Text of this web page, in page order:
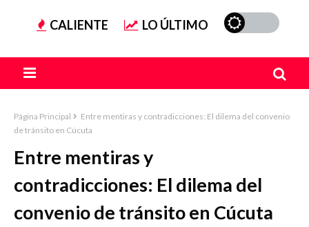
CALIENTE LO ÚLTIMO
Página Principal
Entre mentiras y contradicciones: El dilema del convenio
de tránsito en Cúcuta
Entre mentiras y
contradicciones: El dilema del
convenio de tránsito en Cúcuta